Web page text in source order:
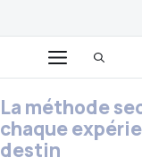
au
contenuMenu
La méthode
chaque
destin